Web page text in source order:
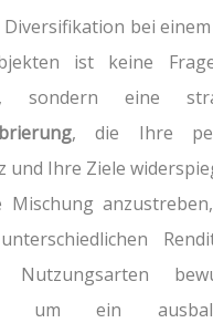
Diversifikation bei
ist keine
sondern eine
, die Ihre
und Ihre Ziele
Mischung
um ein